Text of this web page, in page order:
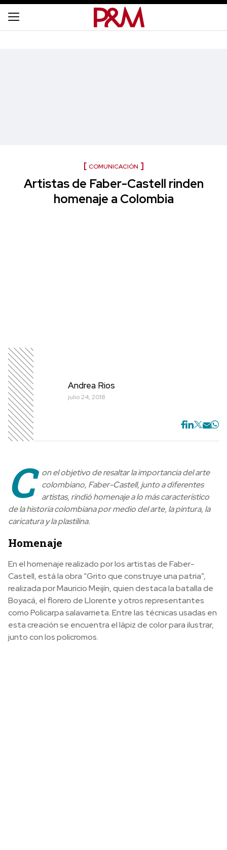
COMUNICACIÓN
Artistas de Faber-Castell rinden
homenaje a Colombia
Andrea Rios
julio 24, 2018
C
on el objetivo de resaltar la importancia del arte
colombiano, Faber-Castell, junto a diferentes
artistas, rindió homenaje a lo más característico
de la historia colombiana por medio del arte, la pintura, la
caricatura y la plastilina.
Homenaje
En el homenaje realizado por los artistas de Faber-
Castell, está la obra “Grito que construye una patria”,
realizada por Mauricio Meijín, quien destaca la batalla de
Boyacá, el florero de Llorente y otros representantes
como Policarpa salavarrieta. Entre las técnicas usadas en
esta creación se encuentra el lápiz de color para ilustrar,
junto con los policromos.